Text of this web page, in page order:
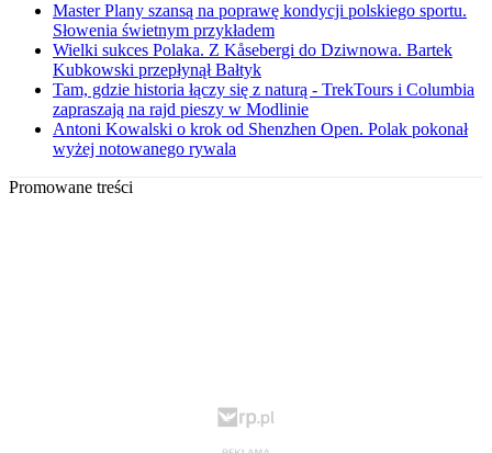
Master Plany szansą na poprawę kondycji polskiego sportu.
Słowenia świetnym przykładem
Wielki sukces Polaka. Z Kåsebergi do Dziwnowa. Bartek
Kubkowski przepłynął Bałtyk
Tam, gdzie historia łączy się z naturą - TrekTours i Columbia
zapraszają na rajd pieszy w Modlinie
Antoni Kowalski o krok od Shenzhen Open. Polak pokonał
wyżej notowanego rywala
Promowane treści